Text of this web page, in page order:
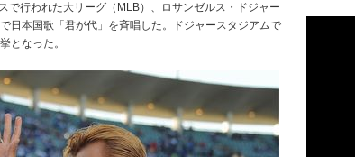
で行われた大リーグ（MLB）、ロサンゼルス・ドジャー
日本国歌「君が代」を斉唱した。ドジャースタジアムで
となった。